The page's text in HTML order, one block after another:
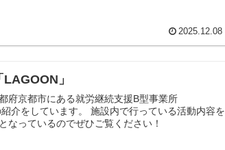
2025.12.08
」
府京都市にある就労継続支援B型事業所
紹介をしています。 施設内で行っている活動内容を
なっているのでぜひご覧ください！